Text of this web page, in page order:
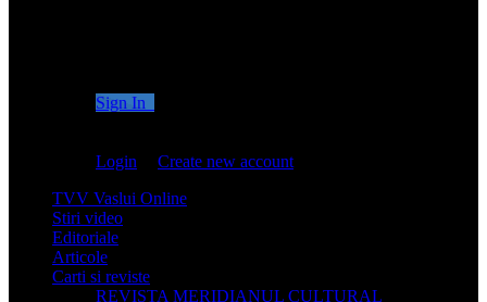
Sign In
Login
Create new account
TVV Vaslui Online
Stiri video
Editoriale
Articole
Carti si reviste
REVISTA MERIDIANUL CULTURAL